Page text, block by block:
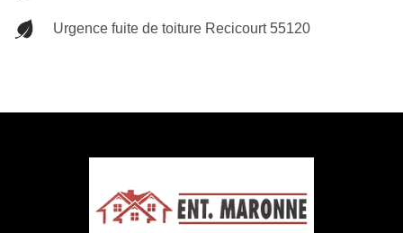
Urgence fuite de toiture Recicourt 55120